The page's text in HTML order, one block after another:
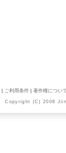
| ご利用条件 | 著作権につい
Copyright (C) 2008